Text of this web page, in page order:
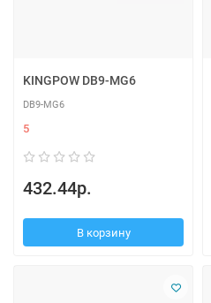
KINGPOW DB9-MG6
DB9-MG6
5
432.44р.
В корзину